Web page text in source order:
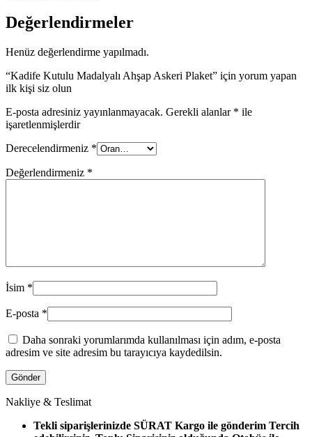
Değerlendirmeler
Henüz değerlendirme yapılmadı.
“Kadife Kutulu Madalyalı Ahşap Askeri Plaket” için yorum yapan
ilk kişi siz olun
E-posta adresiniz yayınlanmayacak. Gerekli alanlar * ile
işaretlenmişlerdir
Derecelendirmeniz *
Değerlendirmeniz *
İsim *
E-posta *
Daha sonraki yorumlarımda kullanılması için adım, e-posta
adresim ve site adresim bu tarayıcıya kaydedilsin.
Nakliye & Teslimat
Tekli siparişlerinizde SÜRAT Kargo ile gönderim Tercih